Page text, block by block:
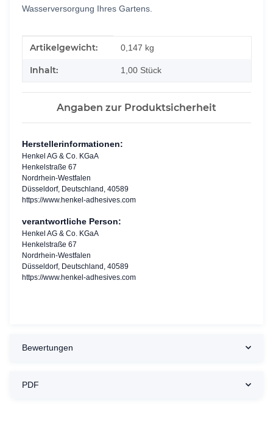
Wasserversorgung Ihres Gartens.
Produkteigenschaft
Wert
Artikelgewicht: 0,147 kg
Inhalt: 1,00 Stück
Angaben zur Produktsicherheit
Herstellerinformationen:
Henkel AG & Co. KGaA
Henkelstraße 67
Nordrhein-Westfalen
Düsseldorf, Deutschland, 40589
https://www.henkel-adhesives.com
verantwortliche Person:
Henkel AG & Co. KGaA
Henkelstraße 67
Nordrhein-Westfalen
Düsseldorf, Deutschland, 40589
https://www.henkel-adhesives.com
Bewertungen
PDF